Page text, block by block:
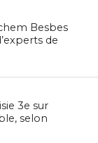
Besbes
de
3e sur
selon